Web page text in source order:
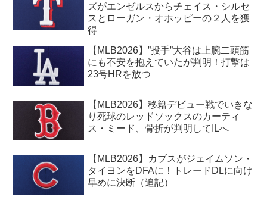
ズがエンゼルスからチェイス・シルセ
スとローガン・オホッピーの２人を獲
得
【MLB2026】”投手”大谷は上腕二頭筋
にも不安を抱えていたが判明！打撃は
23号HRを放つ
【MLB2026】移籍デビュー戦でいきな
り死球のレッドソックスのカーティ
ス・ミード、骨折が判明してILへ
【MLB2026】カブスがジェイムソン・
タイヨンをDFAに！トレードDLに向け
早めに決断（追記）